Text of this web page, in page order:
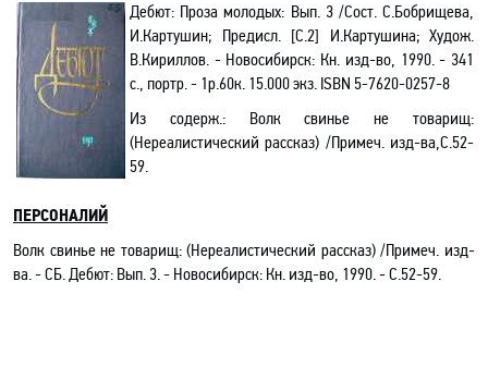
Дебют: Проза молодых: Вып. 3 /Сост. С.Бобрищева,
И.Картушин; Предисл. [С.2] И.Картушина; Худож.
В.Кириллов. - Новосибирск: Кн. изд-во, 1990. - 341
с., портр. - 1р.60к. 15.000 экз. ISBN 5-7620-0257-8
Из содерж.:
Волк свинье не товарищ:
(Нереалистический рассказ) /Примеч. изд-ва,С.52-
59.
ПЕРСОНАЛИЙ
Волк свинье не товарищ: (Нереалистический рассказ) /Примеч. изд-
ва. - СБ. Дебют: Вып. 3. - Новосибирск: Кн. изд-во, 1990. - С.52-59.